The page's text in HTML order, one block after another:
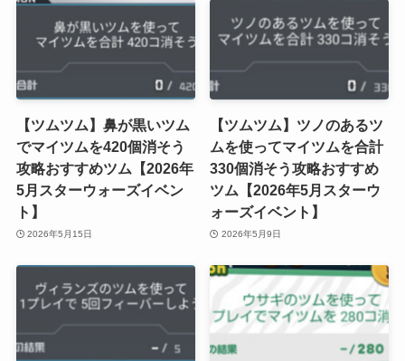
【ツムツム】鼻が黒いツム
攻略おすすめツム【2026年
5月スターウォーズイベン
ト】
2026年5月15日
【ツムツム】ツノのあるツ
330個消そう攻略おすすめ
ツム【2026年5月スターウ
ォーズイベント】
2026年5月9日
【ツムツム】ヴィランズの
【ツムツム】ウサギのツム